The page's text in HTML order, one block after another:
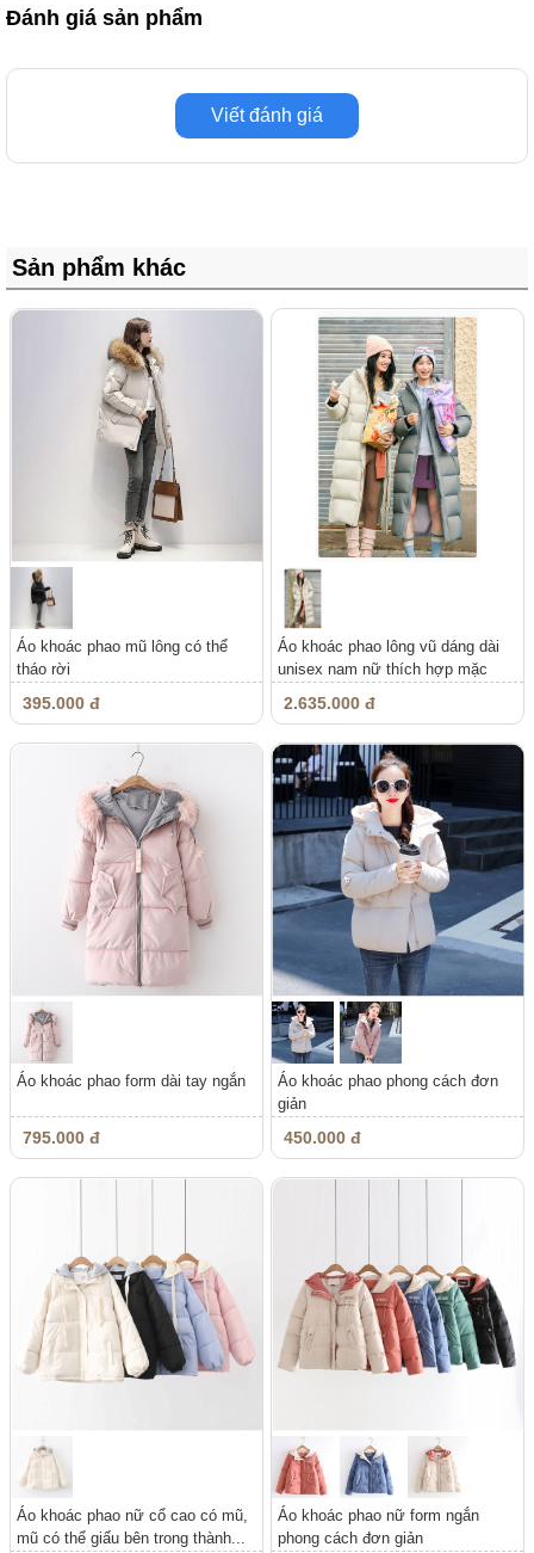
Đánh giá sản phẩm
Viết đánh giá
Sản phẩm khác
Áo khoác phao mũ lông có thể
tháo rời
395.000 đ
Áo khoác phao lông vũ dáng dài
unisex nam nữ thích hợp mặc
2.635.000 đ
Áo khoác phao form dài tay ngắn
795.000 đ
Áo khoác phao phong cách đơn
giản
450.000 đ
Áo khoác phao nữ cổ cao có mũ,
mũ có thể giấu bên trong thành...
Áo khoác phao nữ form ngắn
phong cách đơn giản